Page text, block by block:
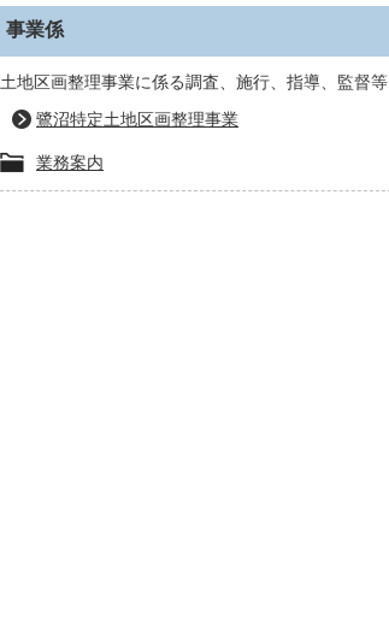
事業係
土地区画整理事業に係る調査、施行、指導、監督等
鷺沼特定土地区画整理事業
業務案内